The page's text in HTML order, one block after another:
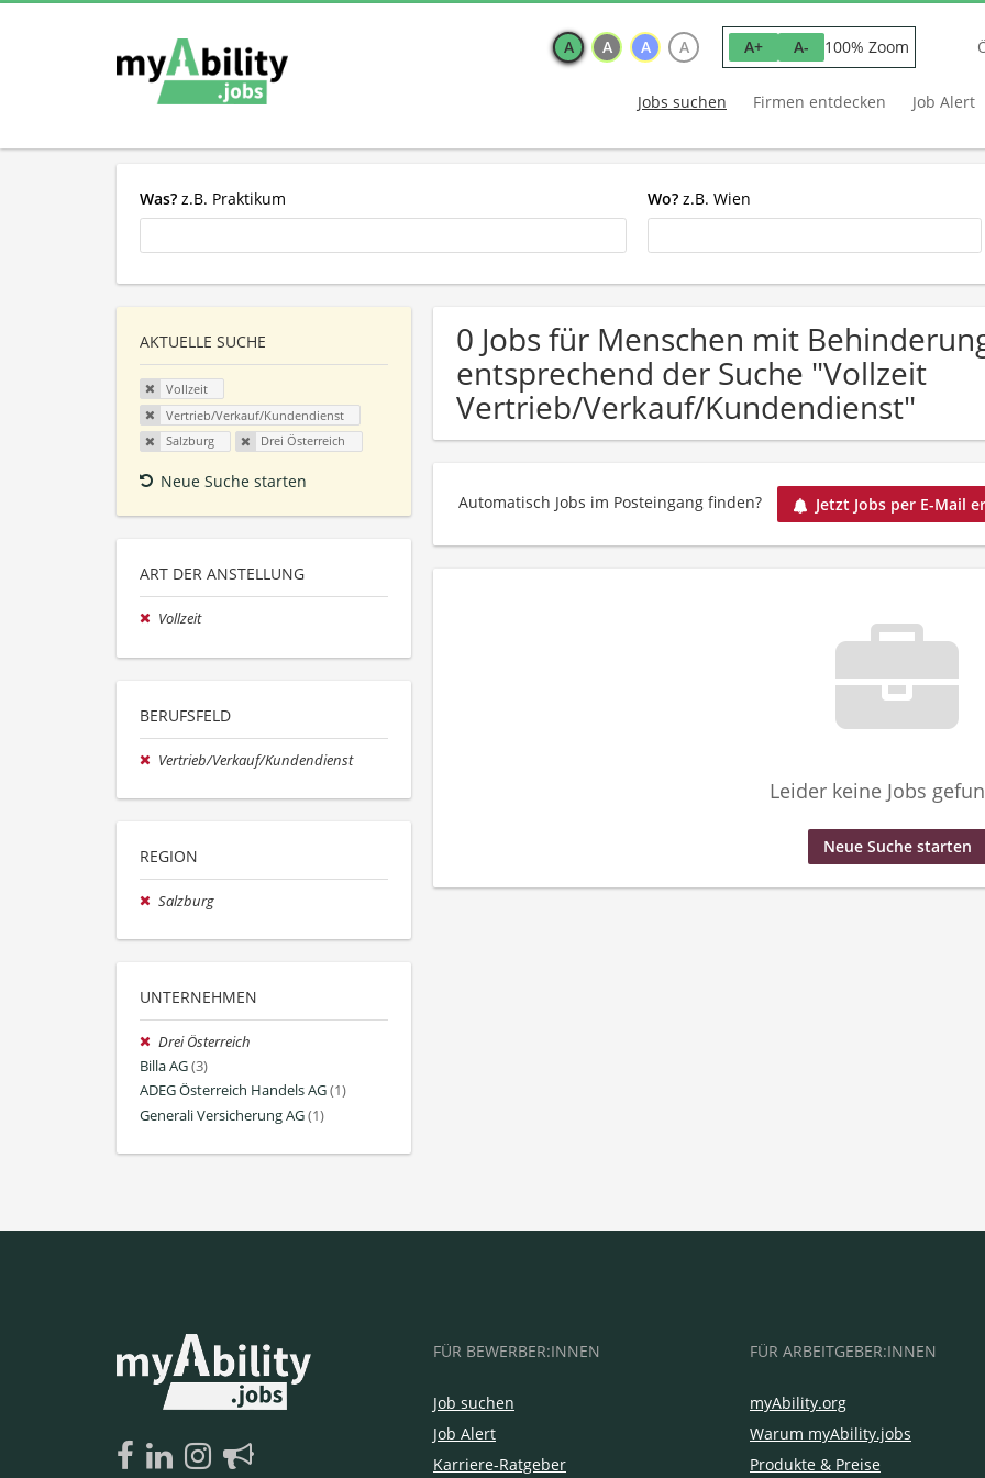
A A A A A+ A- 100% Zoom
Jobs suchen Firmen entdecken Job Alert
Was? z.B. Praktikum Wo? z.B. Wien
AKTUELLE SUCHE
Vollzeit
Vertrieb/Verkauf/Kundendienst
Salzburg
Drei Österreich
Neue Suche starten
ART DER ANSTELLUNG
Vollzeit
BERUFSFELD
Vertrieb/Verkauf/Kundendienst
REGION
Salzburg
UNTERNEHMEN
Drei Österreich
Billa AG(3)
ADEG Österreich Handels AG(1)
Generali Versicherung AG(1)
0 Jobs für Menschen mit
entsprechend der Suche "Vollzeit
Vertrieb/Verkauf/Kundendienst"
Automatisch Jobs im Posteingang finden? Jetzt Jobs per E-Mail
Leider keine Jobs
Neue Suche starten
FÜR BEWERBER:INNEN
Job suchen
Job Alert
Karriere-Ratgeber
FÜR ARBEITGEBER:INNEN
myAbility.org
Warum myAbility.jobs
Produkte & Preise